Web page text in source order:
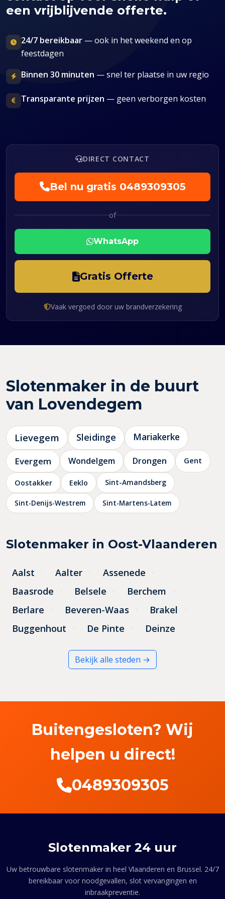
een vrijblijvende offerte.
24/7 bereikbaar — ook in het weekend en op
feestdagen
Binnen 30 minuten — snel ter plaatse in uw regio
Transparante prijzen — geen verborgen kosten
DIRECT CONTACT
Bel nu gratis 0489309305
of
WhatsApp
Gratis Offerte
Vaak vergoed door uw brandverzekering
Slotenmaker in de buurt
van Lovendegem
Lievegem Sleidinge Mariakerke
Evergem Wondelgem Drongen Gent
Oostakker Eeklo Sint-Amandsberg
Sint-Denijs-Westrem Sint-Martens-Latem
Slotenmaker in Oost-Vlaanderen
Aalst Aalter
Assenede
Baasrode
Belsele
Berchem
Berlare
Beveren-Waas
Brakel
Buggenhout
De Pinte Deinze
Bekijk alle steden →
Buitengesloten? Wij
helpen u direct!
0489309305
Slotenmaker 24 uur
Uw betrouwbare slotenmaker in heel Vlaanderen en Brussel. 24/7
bereikbaar voor noodgevallen, slot vervangingen en
inbraakpreventie.